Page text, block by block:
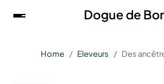
Dogue de
Home Eleveurs Des